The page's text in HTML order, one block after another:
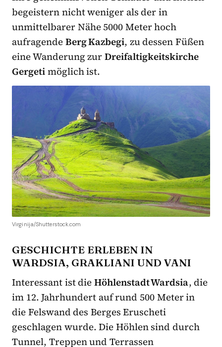
begeistern nicht weniger als der in
unmittelbarer Nähe 5000 Meter hoch
aufragendeBerg Kazbegi, zu dessen Füßen
eine Wanderung zurDreifaltigkeitskirche
Gergetimöglich ist.
Virginija/Shutterstock.com
GESCHICHTE ERLEBEN IN
WARDSIA, GRAKLIANI UND VANI
Interessant ist dieHöhlenstadt Wardsia, die
im 12. Jahrhundert auf rund 500 Meter in
die Felswand des Berges Eruscheti
geschlagen wurde. Die Höhlen sind durch
Tunnel, Treppen und Terrassen